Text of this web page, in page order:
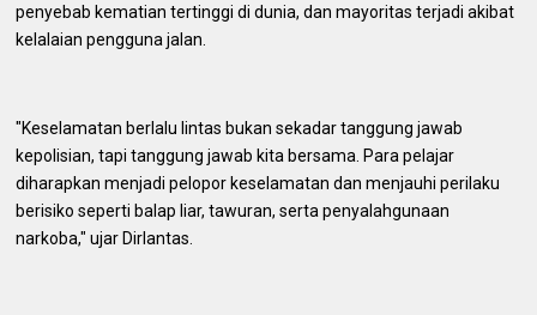
penyebab kematian tertinggi di dunia, dan mayoritas terjadi akibat
kelalaian pengguna jalan.
"Keselamatan berlalu lintas bukan sekadar tanggung jawab
kepolisian, tapi tanggung jawab kita bersama. Para pelajar
diharapkan menjadi pelopor keselamatan dan menjauhi perilaku
berisiko seperti balap liar, tawuran, serta penyalahgunaan
narkoba," ujar Dirlantas.